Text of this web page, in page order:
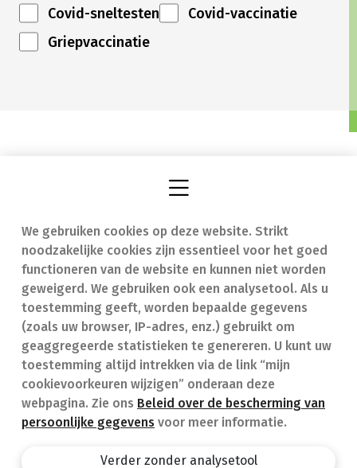
We gebruiken cookies op deze website. Strikt
noodzakelijke cookies zijn essentieel voor het goed
functioneren van de website en kunnen niet worden
geweigerd. We gebruiken ook een analysetool. Als u
toestemming geeft, worden bepaalde gegevens
(zoals uw browser, IP-adres, enz.) gebruikt om
geaggregeerde statistieken te genereren. U kunt uw
toestemming altijd intrekken via de link “mijn
cookievoorkeuren wijzigen” onderaan deze
webpagina. Zie ons Beleid over de bescherming van
persoonlijke gegevens voor meer informatie.
Verder zonder analysetool
Covid-sneltesten
Covid-vaccinatie
Griepvaccinatie
Vind een apotheek
Onze expertise
Ziekten
Geneesmiddelen
In geval van nood
Contact
Veelgestelde vragen
(FAQ)
Apotheek.be Privacy policy